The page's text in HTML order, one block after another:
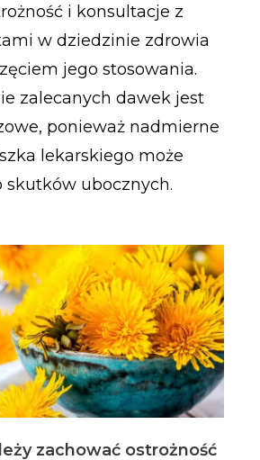
i konsultacje z
w dziedzinie zdrowia
jego stosowania.
zalecanych dawek jest
ponieważ nadmierne
lekarskiego może
skutków ubocznych.
zachować ostrożność